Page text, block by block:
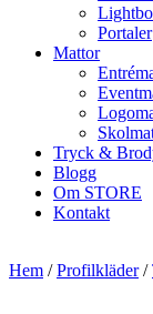
Portaler
Mattor
Tryck &
Blogg
Om STORE
Kontakt
Hem /Profilkläder/